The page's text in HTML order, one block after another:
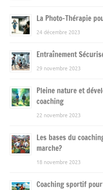
La Photo-Thérapie
24 décembre 2023
Entraînement
29 novembre 2023
Pleine nature et
coaching
22 novembre 2023
Les bases du
marche?
18 novembre 2023
Coaching sportif